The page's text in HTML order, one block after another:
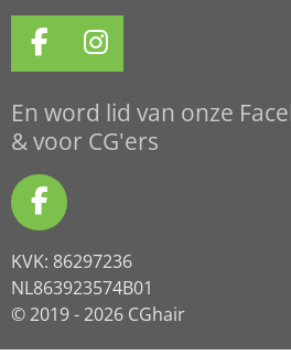
F
a
c
e
b
o
o
k
I
n
s
t
a
m
En word lid van onze
& voor CG'ers
F
a
c
e
b
o
KVK: 86297236
NL863923574B01
© 2019 - 2026 CGhair